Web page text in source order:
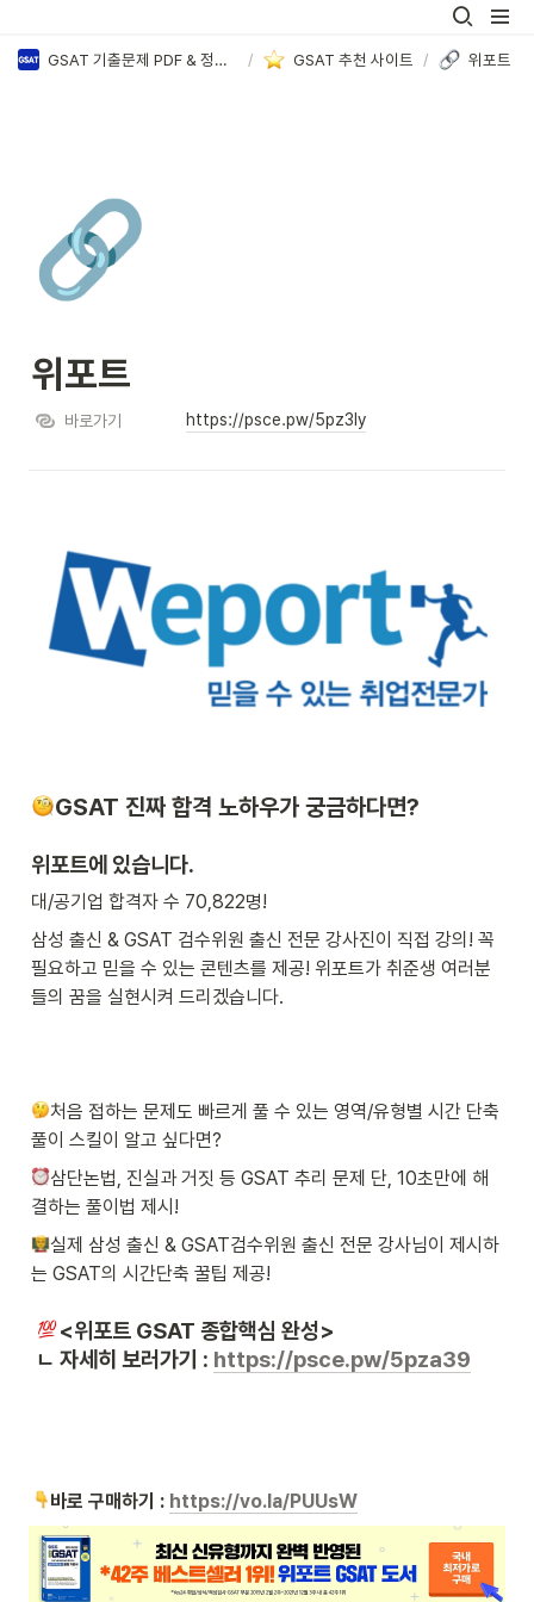
GSAT 기출문제 PDF & 정답·해설 모음 / GSAT 추천 사이트 / 위포트
🔗
위포트
바로가기 https://psce.pw/5pz3ly
GSAT 진짜 합격 노하우가 궁금하다면?
위포트에 있습니다.
대/공기업 합격자 수 70,822명!
삼성 출신 & GSAT 검수위원 출신 전문 강사진이 직접 강의! 꼭
필요하고 믿을 수 있는 콘텐츠를 제공! 위포트가 취준생 여러분
들의 꿈을 실현시켜 드리겠습니다.
처음 접하는 문제도 빠르게 풀 수 있는 영역/유형별 시간 단축
풀이 스킬이 알고 싶다면?
삼단논법, 진실과 거짓 등 GSAT 추리 문제 단, 10초만에 해
결하는 풀이법 제시!
실제 삼성 출신 & GSAT검수위원 출신 전문 강사님이 제시하
는 GSAT의 시간단축 꿀팁 제공!
<위포트 GSAT 종합핵심 완성>
ㄴ 자세히 보러가기 : https://psce.pw/5pza39
바로 구매하기 : https://vo.la/PUUsW